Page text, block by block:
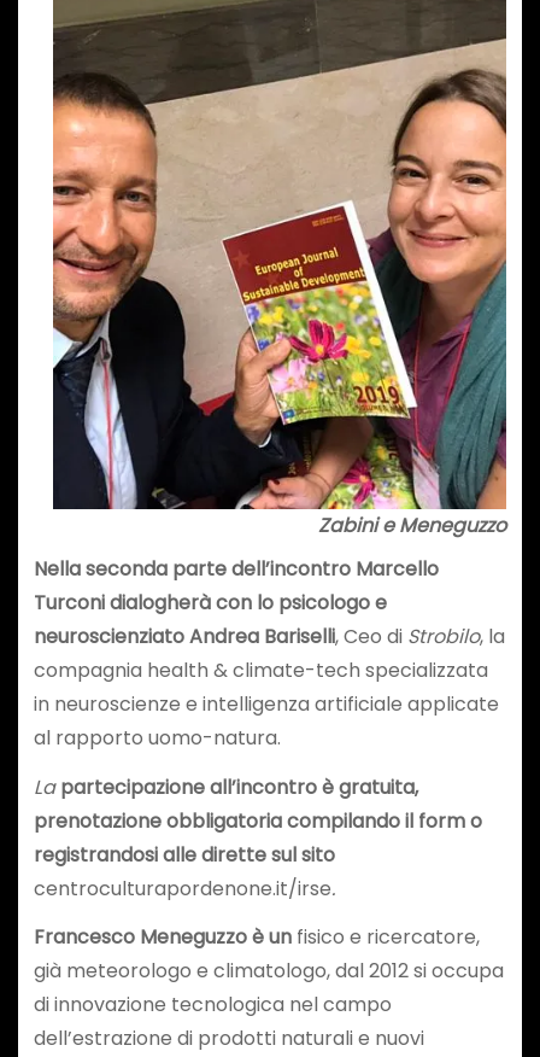
Zabini e Meneguzzo
Nella seconda parte dell’incontro Marcello
Turconi dialogherà con lo psicologo e
neuroscienziato Andrea Bariselli, Ceo di Strobilo, la
compagnia health & climate-tech specializzata
in neuroscienze e intelligenza artificiale applicate
al rapporto uomo-natura.
Lapartecipazione all’incontro è gratuita,
prenotazione obbligatoria compilando il form o
registrandosi alle dirette sul sito
centroculturapordenone.it/irse.
Francesco Meneguzzo è un fisico e ricercatore,
già meteorologo e climatologo, dal 2012 si occupa
di innovazione tecnologica nel campo
dell’estrazione di prodotti naturali e nuovi